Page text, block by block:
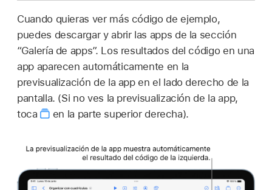
Cuando quieras ver más código de ejemplo,
puedes descargar y abrir las apps de la sección
“Galería de apps”. Los resultados del código en una
app aparecen automáticamente en la
previsualización de la app en el lado derecho de la
pantalla. (Si no ves la previsualización de la app,
toca
en la parte superior derecha).